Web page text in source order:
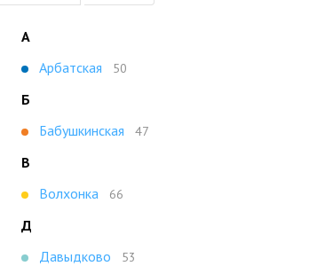
А
Арбатская
50
Б
Бабушкинская
47
В
Волхонка
66
Д
Давыдково
53